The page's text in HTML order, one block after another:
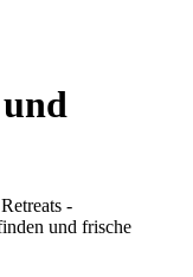
-
und frische